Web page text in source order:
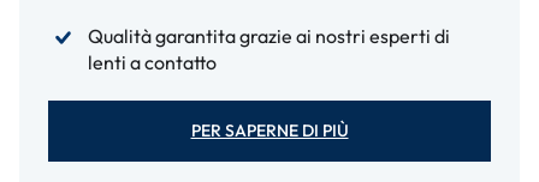
Qualità garantita grazie ai nostri esperti di
lenti a contatto
PER SAPERNE DI PIÙ